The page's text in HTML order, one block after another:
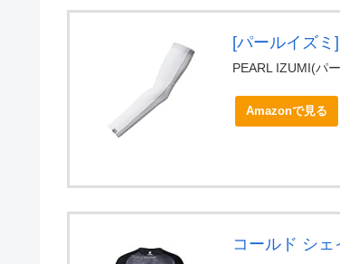
[パールイズミ
PEARL IZUMI(パ
Amazonで見る
コールド シ